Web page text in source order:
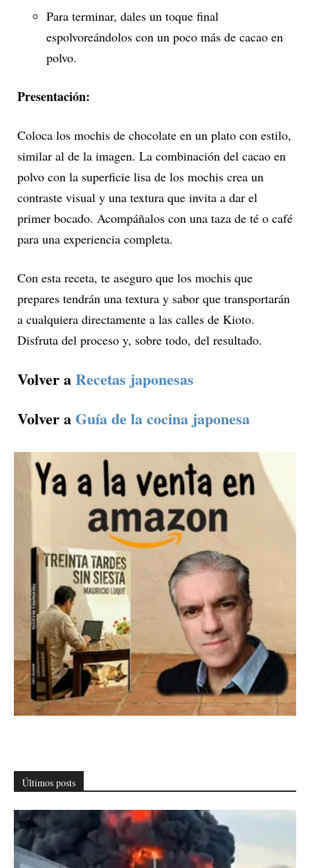
Para terminar, dales un toque final
espolvoreándolos con un poco más de cacao en
polvo.
Presentación:
Coloca los mochis de chocolate en un plato con estilo,
similar al de la imagen. La combinación del cacao en
polvo con la superficie lisa de los mochis crea un
contraste visual y una textura que invita a dar el
primer bocado. Acompáñalos con una taza de té o café
para una experiencia completa.
Con esta receta, te aseguro que los mochis que
prepares tendrán una textura y sabor que transportarán
a cualquiera directamente a las calles de Kioto.
Disfruta del proceso y, sobre todo, del resultado.
Volver aRecetas japonesas
Volver aGuía de la cocina japonesa
Últimos posts